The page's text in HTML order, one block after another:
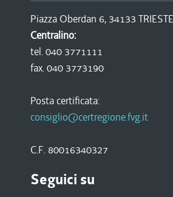
Piazza Oberdan 6, 34133 TRIESTE
Centralino:
tel. 040 3771111
fax. 040 3773190
Posta certificata:
consiglio@certregione.fvg.it
C.F. 80016340327
Seguici su